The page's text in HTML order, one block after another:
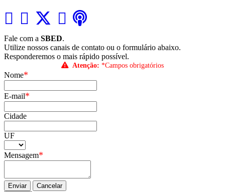
Fale com a SBED.
Utilize nossos canais de contato ou o formulário abaixo.
Responderemos o mais rápido possível.
Atenção: *Campos obrigatórios
Nome*
E-mail*
Cidade
UF
Mensagem*
Enviar
Cancelar